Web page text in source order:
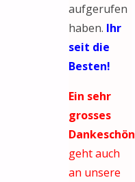
aufgerufen
haben. Ihr
seit die
Besten!
Ein sehr
grosses
Dankeschön
geht auch
an unsere